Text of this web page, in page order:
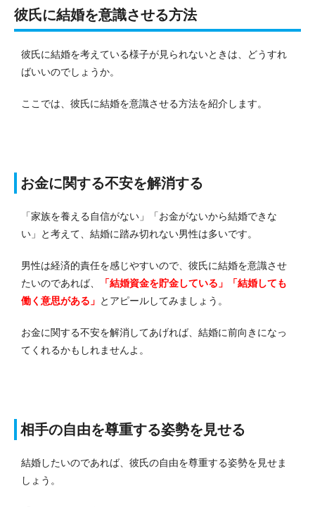
彼氏に結婚を意識させる方法
彼氏に結婚を考えている様子が見られないときは、どうすれ
ばいいのでしょうか。
ここでは、彼氏に結婚を意識させる方法を紹介します。
お金に関する不安を解消する
「家族を養える自信がない」「お金がないから結婚できな
い」と考えて、結婚に踏み切れない男性は多いです。
男性は経済的責任を感じやすいので、彼氏に結婚を意識させ
たいのであれば、
「結婚資金を貯金している」「結婚しても
働く意思がある」 とアピールしてみましょう。
お金に関する不安を解消してあげれば、結婚に前向きになっ
てくれるかもしれませんよ。
相手の自由を尊重する姿勢を見せる
結婚したいのであれば、彼氏の自由を尊重する姿勢を見せま
しょう。